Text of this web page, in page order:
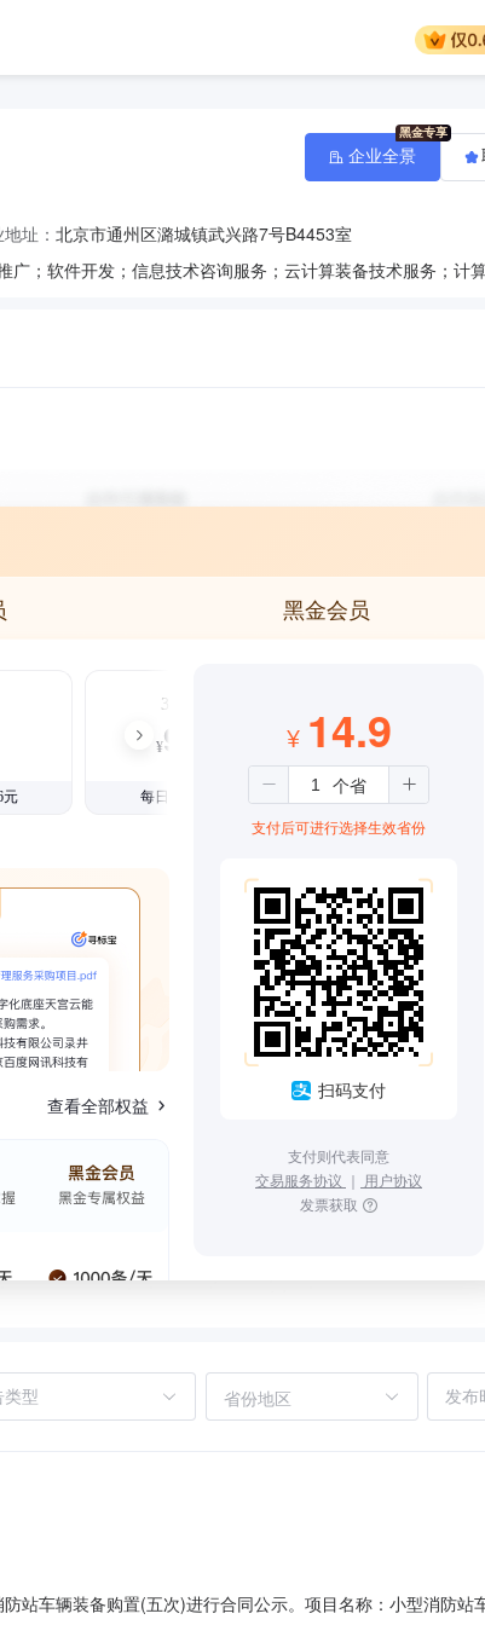
址： 北京市通州区潞城镇武兴路7号B4453室
企业全景
黑金会员
元
3个月
¥99
每日仅1.08元
查看全部权益
¥ 14.9
支付后可进行选择生效省份
扫码支付
支付则代表同意
交易服务协议 ｜ 用户协议
发票获取
省份地区
站车辆装备购置(五次)进行合同公示。项目名称：小型消防站